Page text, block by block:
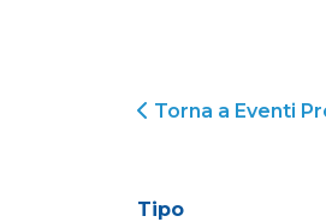
Torna a Eventi
Tipo